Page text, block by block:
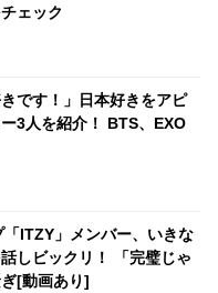
ェック
きです！」日本好きをアピ
3人を紹介！ BTS、EXO
ITZY」メンバー、いきな
しビックリ！ 「完璧じゃ
[動画あり]